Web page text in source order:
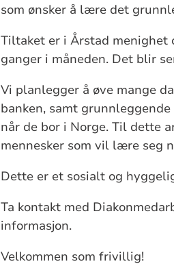
som ønsker å lære det
Tiltaket er i Årstad menighet
ganger i måneden. Det blir
Vi planlegger å øve mange
banken, samt
når de bor i Norge. Til dette
mennesker som vil lære seg
Dette er et sosialt og
Ta kontakt med
informasjon.
Velkommen som frivillig!